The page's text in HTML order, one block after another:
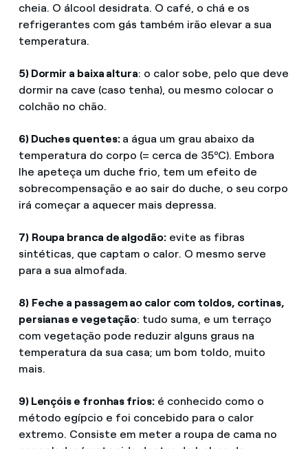
cheia. O álcool desidrata. O café, o chá e os
refrigerantes com gás também irão elevar a sua
temperatura.
5) Dormir a baixa altura: o calor sobe, pelo que deve
dormir na cave (caso tenha), ou mesmo colocar o
colchão no chão.
6) Duches quentes:a água um grau abaixo da
temperatura do corpo (= cerca de 35ºC). Embora
lhe apeteça um duche frio, tem um efeito de
sobrecompensação e ao sair do duche, o seu corpo
irá começar a aquecer mais depressa.
7) Roupa branca de algodão:evite as fibras
sintéticas, que captam o calor. O mesmo serve
para a sua almofada.
8) Feche a passagem ao calor com toldos, cortinas,
persianas e vegetação: tudo suma, e um terraço
com vegetação pode reduzir alguns graus na
temperatura da sua casa; um bom toldo, muito
mais.
9) Lençóis e fronhas frios:é conhecido como o
método egípcio e foi concebido para o calor
extremo. Consiste em meter a roupa de cama no